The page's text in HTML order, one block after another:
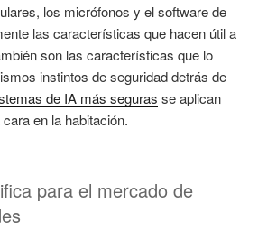
los micrófonos y el software de
las características que hacen útil a
son las características que lo
instintos de seguridad detrás de
de IA más seguras se aplican
en la habitación.
para el mercado de